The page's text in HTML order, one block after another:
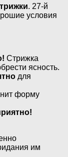
. 27-й
условия
Стрижка
ясность.
для
форму
им